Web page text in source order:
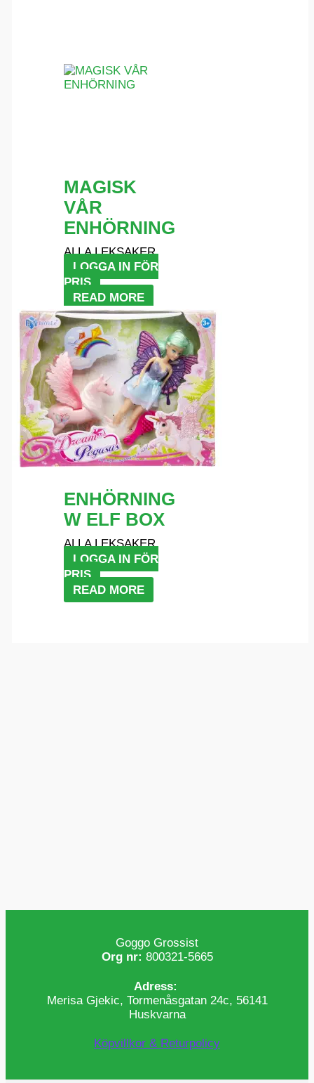
MAGISK
VÅR
ENHÖRNING
ALLA LEKSAKER
LOGGA IN FÖR
PRIS
READ MORE
ENHÖRNING
W ELF BOX
ALLA LEKSAKER
LOGGA IN FÖR
PRIS
READ MORE
Goggo Grossist
Org nr: 800321-5665
Adress:
Merisa Gjekic, Tormenåsgatan 24c, 56141
Huskvarna
Köpvillkor & Returpolicy